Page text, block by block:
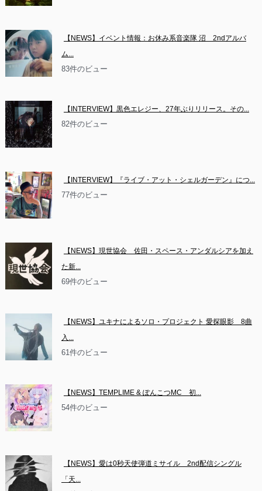
【NEWS】イベント情報：お休み系音楽隊 沼　2ndアルバ
ム...
83件のビュー
【INTERVIEW】黒色エレジー、27年ぶりリリース。その...
82件のビュー
【INTERVIEW】『ライブ・アット・シェルガーデン』につ...
77件のビュー
【NEWS】現世協会　佐田・スペース・アンダルシアを加え
た新...
69件のビュー
【NEWS】ユキナによるソロ・プロジェクト 愛探眼影　8曲
入...
61件のビュー
【NEWS】TEMPLIME & ぽんこつMC　初...
54件のビュー
【NEWS】愛は0秒天使弾道ミサイル　2nd配信シングル
「天...